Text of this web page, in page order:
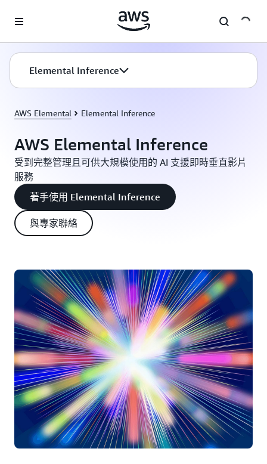
Elemental Inference
AWS Elemental Elemental Inference
AWS Elemental Inference
受到完整管理且可供大規模使用的 AI 支援即時垂直影片
服務
著手使用 Elemental Inference
與專家聯絡